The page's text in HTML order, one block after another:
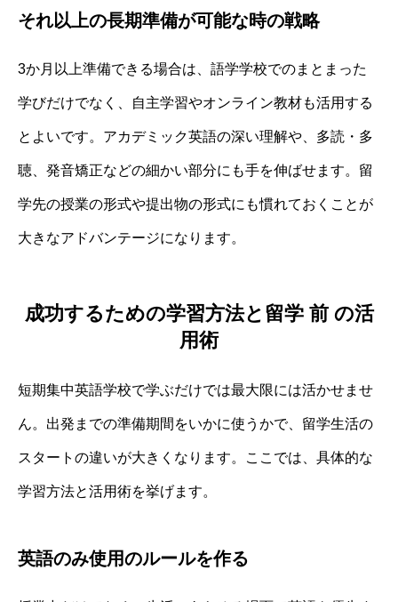
それ以上の長期準備が可能な時の戦略
3か月以上準備できる場合は、語学学校でのまとまった
学びだけでなく、自主学習やオンライン教材も活用する
とよいです。アカデミック英語の深い理解や、多読・多
聴、発音矯正などの細かい部分にも手を伸ばせます。留
学先の授業の形式や提出物の形式にも慣れておくことが
大きなアドバンテージになります。
成功するための学習方法と留学 前 の活
用術
短期集中英語学校で学ぶだけでは最大限には活かせませ
ん。出発までの準備期間をいかに使うかで、留学生活の
スタートの違いが大きくなります。ここでは、具体的な
学習方法と活用術を挙げます。
英語のみ使用のルールを作る